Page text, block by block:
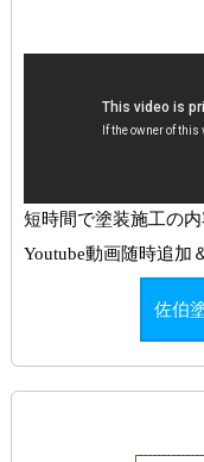
短時間で塗装施工の
Youtube動画随時追加
佐伯